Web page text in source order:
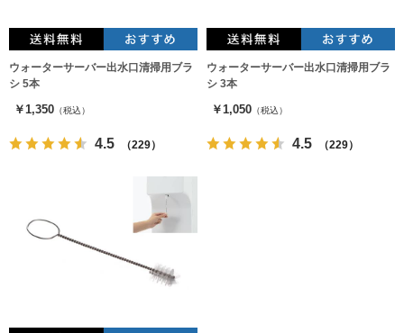
ウォーターサーバー出水口清掃用ブラ
シ 5本
￥1,350 （税込）
4.5 （229）
ウォーターサーバー出水口清掃用ブラ
シ 3本
￥1,050 （税込）
4.5 （229）